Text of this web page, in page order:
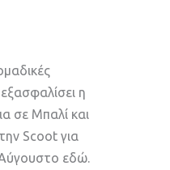
η
σε Μπαλί και
Scoot για
Αύγουστο εδώ.